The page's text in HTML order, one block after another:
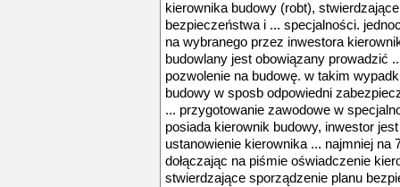
kierownika budowy (robt),
bezpieczeństwa i ... specjalności.
na wybranego przez inwestora
budowlany jest obowiązany prowadzić
pozwolenie na budowę. w takim
budowy w sposb odpowiedni
... przygotowanie zawodowe w
posiada kierownik budowy, inwestor
ustanowienie kierownika ... najmniej na
dołączając na piśmie oświadczenie
stwierdzające sporządzenie planu